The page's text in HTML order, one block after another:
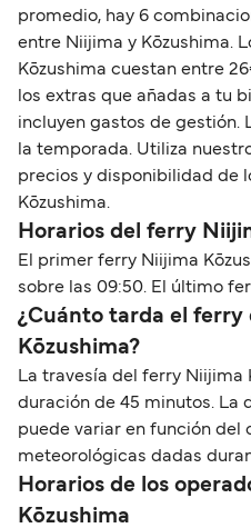
promedio, hay 6
entre Niijima y Kōzushima.
Kōzushima cuestan entre
los extras que añadas a tu
incluyen gastos de gestión.
la temporada. Utiliza
precios y disponibilidad de
Kōzushima.
Horarios del ferry
El primer ferry Niijima
sobre las 09:50. El último
¿Cuánto tarda el ferry
Kōzushima?
La travesía del ferry Niijima
duración de 45 minutos. La
puede variar en función del
meteorológicas dadas
Horarios de los
Kōzushima